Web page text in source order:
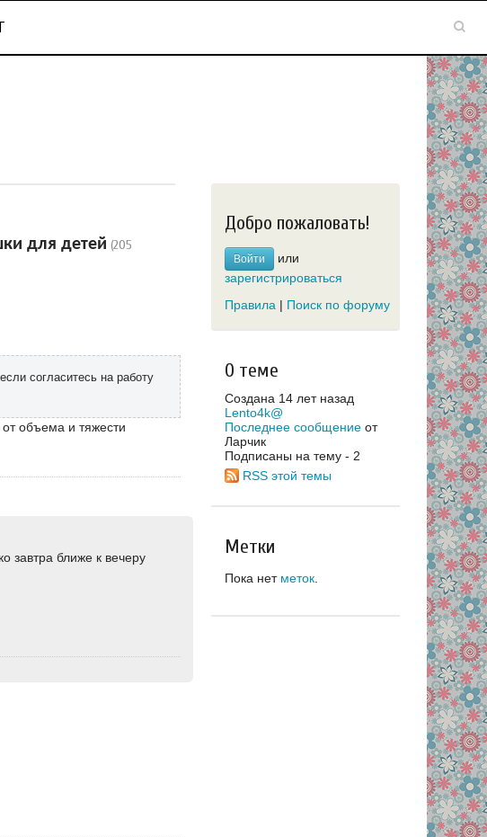
для детей (205
согласитесь на работу
объема и тяжести
завтра ближе к вечеру
Добро пожаловать!
Войти
или
зарегистрироваться
Правила | Поиск по форуму
О теме
Создана 14 лет назад
Lento4k@
Последнее сообщение от
Ларчик
Подписаны на тему - 2
RSS этой темы
Метки
Пока нет меток